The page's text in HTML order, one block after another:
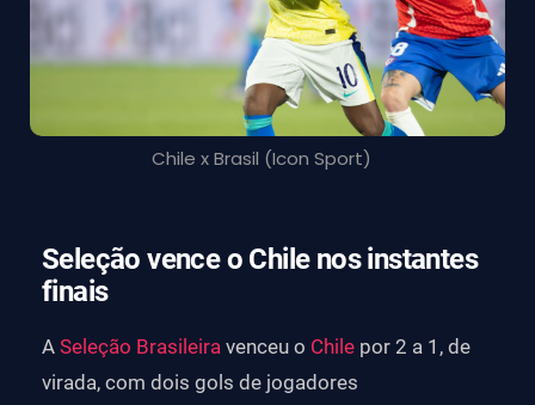
Chile x Brasil (Icon Sport)
Seleção vence o Chile nos instantes
finais
A Seleção Brasileira venceu o Chile por 2 a 1, de
virada, com dois gols de jogadores